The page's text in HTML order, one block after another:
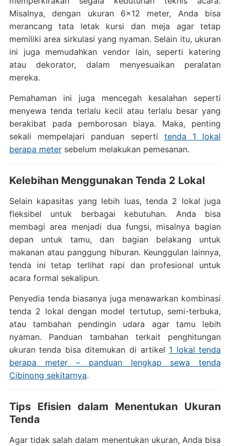
Misalnya, dengan ukuran 6×12 meter, Anda bisa
merancang tata letak kursi dan meja agar tetap
memiliki area sirkulasi yang nyaman. Selain itu, ukuran
ini juga memudahkan vendor lain, seperti katering
atau dekorator, dalam menyesuaikan peralatan
mereka.
Pemahaman ini juga mencegah kesalahan seperti
menyewa tenda terlalu kecil atau terlalu besar yang
berakibat pada pemborosan biaya. Maka, penting
sekali mempelajari panduan seperti tenda 1 lokal
berapa metersebelum melakukan pemesanan.
Kelebihan Menggunakan Tenda 2 Lokal
Selain kapasitas yang lebih luas, tenda 2 lokal juga
fleksibel untuk berbagai kebutuhan. Anda bisa
membagi area menjadi dua fungsi, misalnya bagian
depan untuk tamu, dan bagian belakang untuk
makanan atau panggung hiburan. Keunggulan lainnya,
tenda ini tetap terlihat rapi dan profesional untuk
acara formal sekalipun.
Penyedia tenda biasanya juga menawarkan kombinasi
tenda 2 lokal dengan model tertutup, semi-terbuka,
atau tambahan pendingin udara agar tamu lebih
nyaman. Panduan tambahan terkait penghitungan
ukuran tenda bisa ditemukan di artikel 1 lokal tenda
berapa meter – panduan lengkap sewa tenda
Cibinong sekitarnya.
Tips Efisien dalam Menentukan Ukuran
Tenda
Agar tidak salah dalam menentukan ukuran, Anda bisa